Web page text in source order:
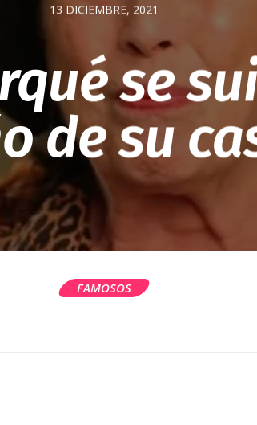
13 DICIEMBRE, 2021
se
de su
FAMOSOS